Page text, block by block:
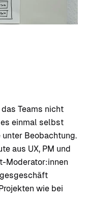
Teams nicht
einmal selbst
Beobachtung.
aus UX, PM und
Moderator:innen
wie bei